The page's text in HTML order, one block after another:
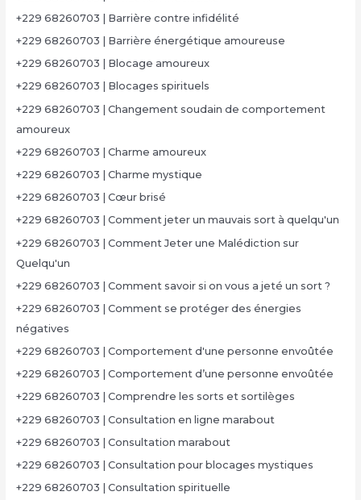
+229 68260703 | Barrière contre infidélité
+229 68260703 | Barrière énergétique amoureuse
+229 68260703 | Blocage amoureux
+229 68260703 | Blocages spirituels
+229 68260703 | Changement soudain de comportement
amoureux
+229 68260703 | Charme amoureux
+229 68260703 | Charme mystique
+229 68260703 | Cœur brisé
+229 68260703 | Comment jeter un mauvais sort à quelqu'un
+229 68260703 | Comment Jeter une Malédiction sur
Quelqu'un
+229 68260703 | Comment savoir si on vous a jeté un sort ?
+229 68260703 | Comment se protéger des énergies
négatives
+229 68260703 | Comportement d'une personne envoûtée
+229 68260703 | Comportement d’une personne envoûtée
+229 68260703 | Comprendre les sorts et sortilèges
+229 68260703 | Consultation en ligne marabout
+229 68260703 | Consultation marabout
+229 68260703 | Consultation pour blocages mystiques
+229 68260703 | Consultation spirituelle